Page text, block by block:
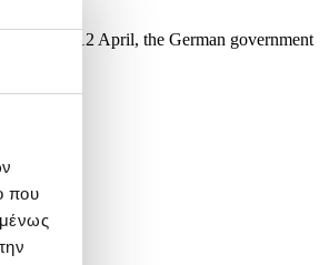
που
on 12 April, the German government